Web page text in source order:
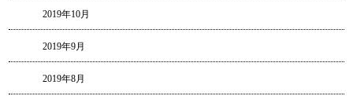
2019年10月
2019年9月
2019年8月